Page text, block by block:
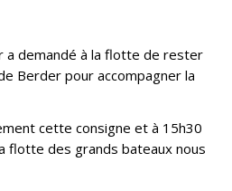
a demandé à la flotte de rester
Berder pour accompagner la
cette consigne et à 15h30
flotte des grands bateaux nous